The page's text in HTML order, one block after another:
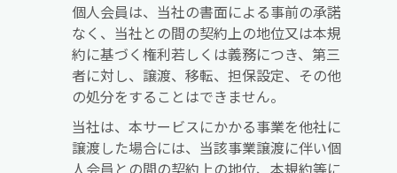
個人会員は、当社の書面による事前の承諾
なく、当社との間の契約上の地位又は本規
約に基づく権利若しくは義務につき、第三
者に対し、譲渡、移転、担保設定、その他
の処分をすることはできません。
当社は、本サービスにかかる事業を他社に
譲渡した場合には、当該事業譲渡に伴い個
人会員との間の契約上の地位、本規約等に